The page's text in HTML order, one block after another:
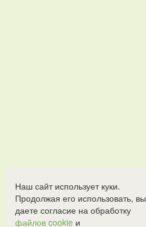
Наш сайт использует куки.
Продолжая его использовать, вы
даете согласие на обработку
файлов cookie и